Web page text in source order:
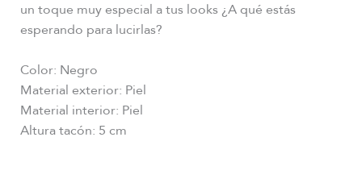
un toque muy especial a tus looks ¿A qué estás
esperando para lucirlas?
Color: Negro
Material exterior: Piel
Material interior: Piel
Altura tacón: 5 cm